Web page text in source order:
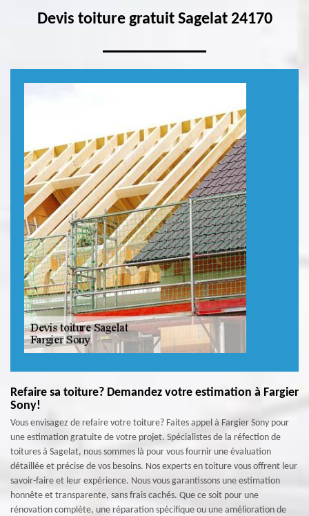
Devis toiture gratuit Sagelat 24170
Refaire sa toiture? Demandez votre estimation à Fargier
Sony!
Vous envisagez de refaire votre toiture? Faites appel à Fargier Sony pour
une estimation gratuite de votre projet. Spécialistes de la réfection de
toitures à Sagelat, nous sommes là pour vous fournir une évaluation
détaillée et précise de vos besoins. Nos experts en toiture vous offrent leur
savoir-faire et leur expérience. Nous vous garantissons une estimation
honnête et transparente, sans frais cachés. Que ce soit pour une
rénovation complète, une réparation spécifique ou une amélioration de